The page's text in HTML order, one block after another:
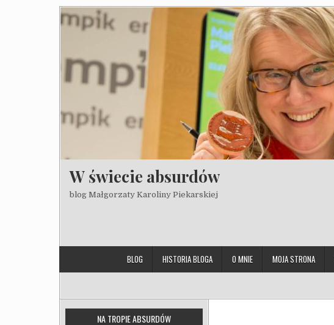
W świecie absurdów
blog Małgorzaty Karoliny Piekarskiej
BLOG HISTORIA BLOGA O MNIE MOJA STRONA
NA TROPIE ABSURDÓW